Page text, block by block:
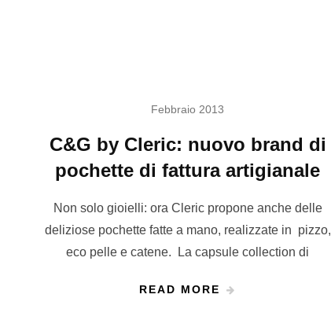
Febbraio 2013
C&G by Cleric: nuovo brand di
pochette di fattura artigianale
Non solo gioielli: ora Cleric propone anche delle
deliziose pochette fatte a mano, realizzate in pizzo,
eco pelle e catene. La capsule collection di
READ MORE